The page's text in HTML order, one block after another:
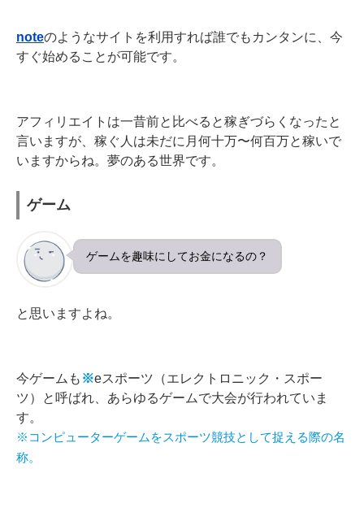
noteのようなサイトを利用すれば誰でもカンタンに、今
すぐ始めることが可能です。
アフィリエイトは一昔前と比べると稼ぎづらくなったと
言いますが、稼ぐ人は未だに月何十万〜何百万と稼いで
いますからね。夢のある世界です。
ゲーム
ゲームを趣味にしてお金になるの？
と思いますよね。
今ゲームも ※eスポーツ（エレクトロニック・スポー
ツ）と呼ばれ、あらゆるゲームで大会が行われていま
す。
※コンピューターゲームをスポーツ競技として捉える際の名
称。